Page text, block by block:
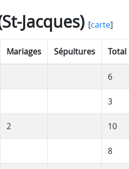
Jacques)[carte]
Mariages Sépultures Total
6
3
2 10
8